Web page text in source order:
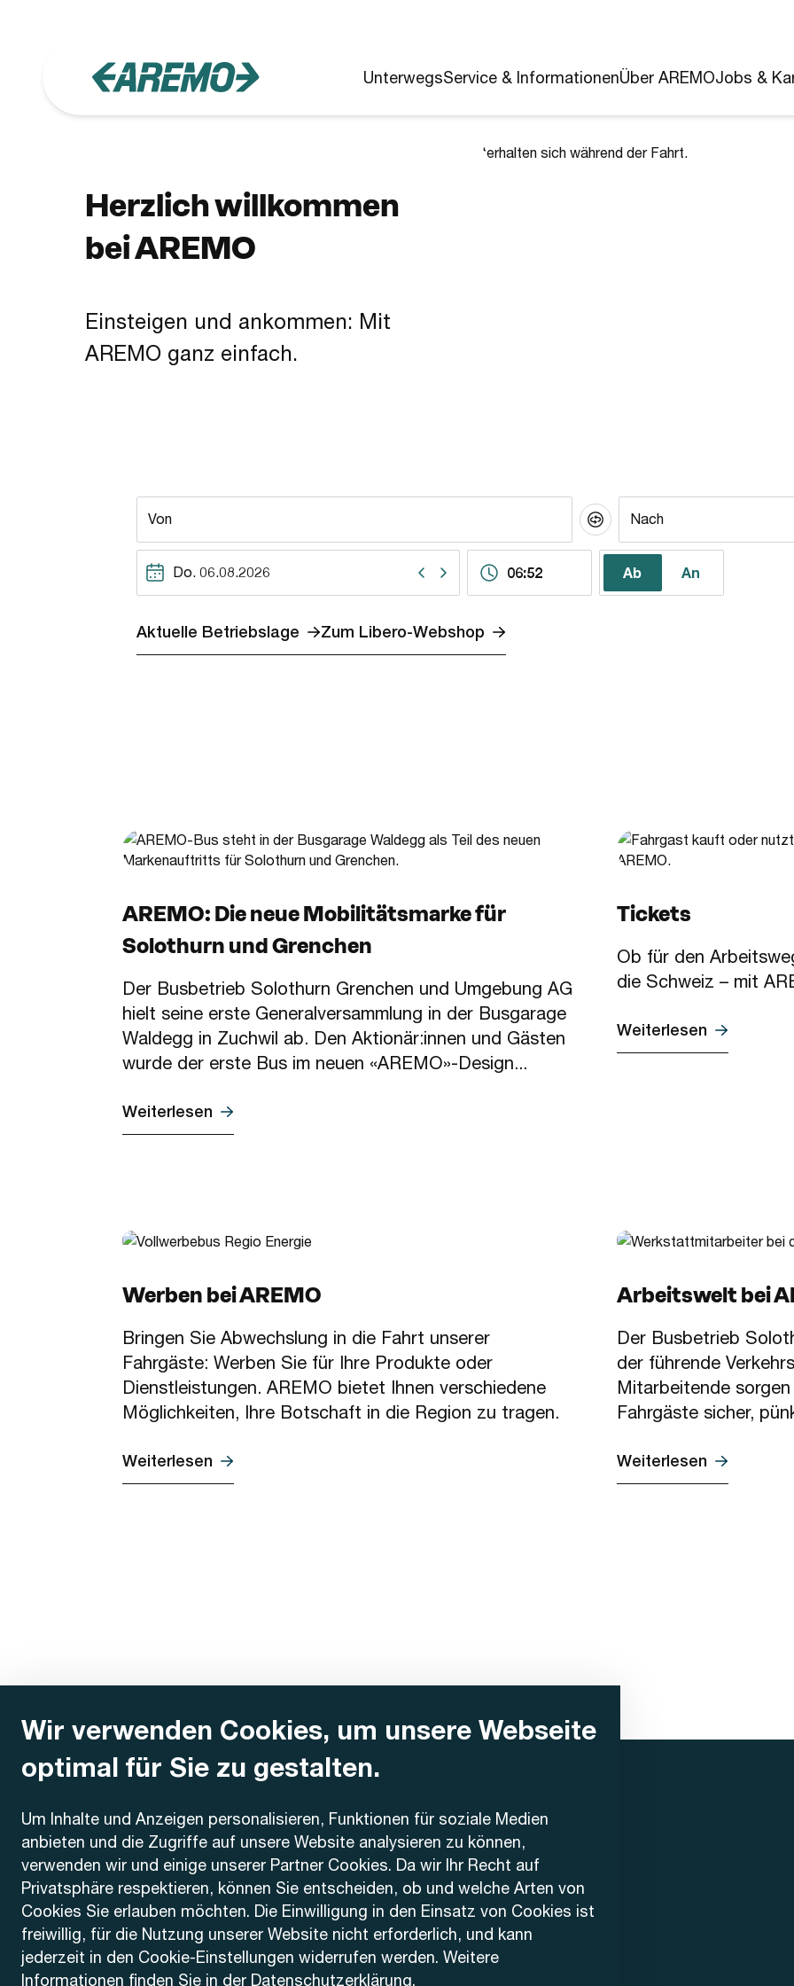
Wir verwenden Cookies, um unsere Webseite
optimal für Sie zu gestalten.
Um Inhalte und Anzeigen personalisieren, Funktionen für soziale Medien
anbieten und die Zugriffe auf unsere Website analysieren zu können,
verwenden wir und einige unserer Partner Cookies. Da wir Ihr Recht auf
Privatsphäre respektieren, können Sie entscheiden, ob und welche Arten von
Cookies Sie erlauben möchten. Die Einwilligung in den Einsatz von Cookies ist
freiwillig, für die Nutzung unserer Website nicht erforderlich, und kann
jederzeit in den Cookie-Einstellungen widerrufen werden. Weitere
Informationen finden Sie in der Datenschutzerklärung.
UnterwegsService & InformationenÜber AREMOJobs &
Herzlich willkommen
bei AREMO
Einsteigen und ankommen: Mit
AREMO ganz einfach.
Von Von und Nach tauschen
Nach
Kalender anzeigen
Datum Zum vorherigen Tag wechseln
Zum nächsten Tag wechseln
Uhrzeit Wechseln zwischen
Ab An
Aktuelle Betriebslage Zum Libero-Webshop
(Öffnet in einem neuen Tab oder Fenster)
AREMO: Die neue Mobilitätsmarke für
Solothurn und Grenchen
Der Busbetrieb Solothurn Grenchen und Umgebung AG
hielt seine erste Generalversammlung in der Busgarage
Waldegg in Zuchwil ab. Den Aktionär:innen und Gästen
wurde der erste Bus im neuen «AREMO»-Design...
Weiterlesen
Tickets
Ob für den
die Schweiz – mit
Weiterlesen
Werben bei AREMO
Bringen Sie Abwechslung in die Fahrt unserer
Fahrgäste: Werben Sie für Ihre Produkte oder
Dienstleistungen. AREMO bietet Ihnen verschiedene
Möglichkeiten, Ihre Botschaft in die Region zu tragen.
Weiterlesen
Arbeitswelt bei
Der Busbetrieb
der führende
Mitarbeitende
Fahrgäste sicher,
Weiterlesen
AREMO
Busbetrieb Solothurn Grenchen und Umgebung AG
Dornacherstrasse 48
4500 Solothurn
Telefon
+41 32 622 37 22